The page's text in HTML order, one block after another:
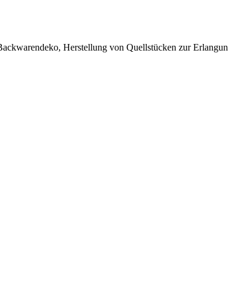
Herstellung von Quellstücken zur